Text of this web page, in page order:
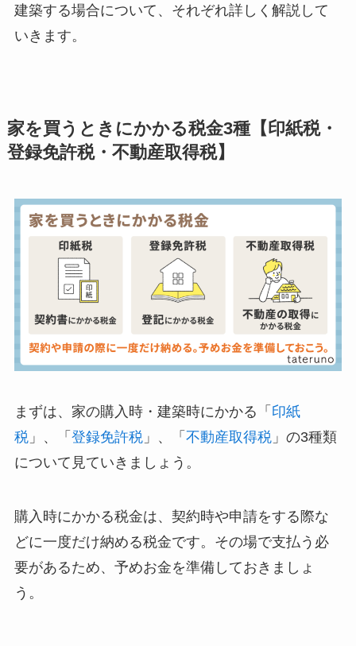
建築する場合について、それぞれ詳しく解説して
いきます。
家を買うときにかかる税金3種【印紙税・
登録免許税・不動産取得税】
まずは、家の購入時・建築時にかかる「 印紙
税」、「 登録免許税」、「 不動産取得税」の3種類
について見ていきましょう。
購入時にかかる税金は、契約時や申請をする際な
どに一度だけ納める税金です。その場で支払う必
要があるため、予めお金を準備しておきましょ
う。